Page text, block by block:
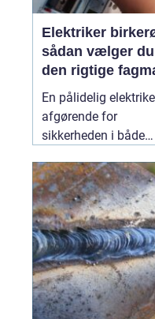
Elektriker
sådan vælger du
den rigtige
En pålidelig
afgørende for
sikkerheden i både
virksomheder.
Elinstallationer er
usynlige i hverdagen,
men når noget fejler,
mærker man det
det samme. I
omegn søger mange
efter en10 July